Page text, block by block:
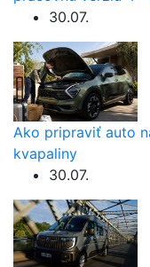
30.07.
Ako pripraviť auto
kvapaliny
30.07.